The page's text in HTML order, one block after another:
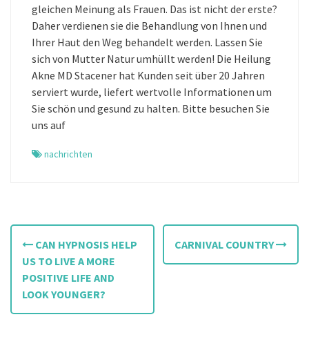
gleichen Meinung als Frauen. Das ist nicht der erste?
Daher verdienen sie die Behandlung von Ihnen und
Ihrer Haut den Weg behandelt werden. Lassen Sie
sich von Mutter Natur umhüllt werden! Die Heilung
Akne MD Stacener hat Kunden seit über 20 Jahren
serviert wurde, liefert wertvolle Informationen um
Sie schön und gesund zu halten. Bitte besuchen Sie
uns auf
nachrichten
P
t
CAN HYPNOSIS HELP
US TO LIVE A MORE
POSITIVE LIFE AND
LOOK YOUNGER?
CARNIVAL COUNTRY